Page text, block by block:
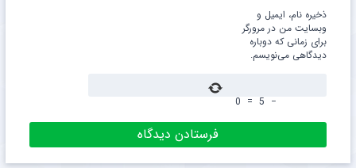
ذخیره نام، ایمیل و
وبسایت من در مرورگر
برای زمانی که دوباره
دیدگاهی می‌نویسم.
−
5
=
0